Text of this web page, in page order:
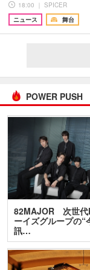
18:00 ｜ SPICER
ニュース
舞台
POWER PUSH
82MAJOR 次世代
ーイズグループの“
訊…